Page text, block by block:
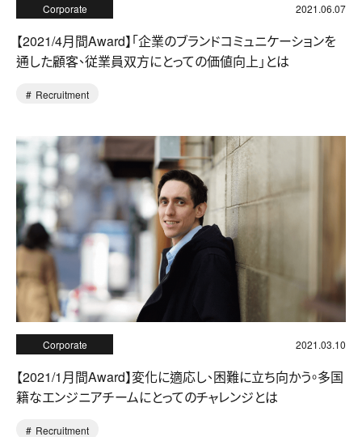
Corporate 2021.06.07
【2021/4月間Award】「企業のブランドコミュニケーションを
通した顧客、従業員双方にとっての価値向上」とは
Recruitment
Corporate 2021.03.10
【2021/1月間Award】変化に適応し、困難に立ち向かう。多国
籍なエンジニアチームにとってのチャレンジとは
Recruitment